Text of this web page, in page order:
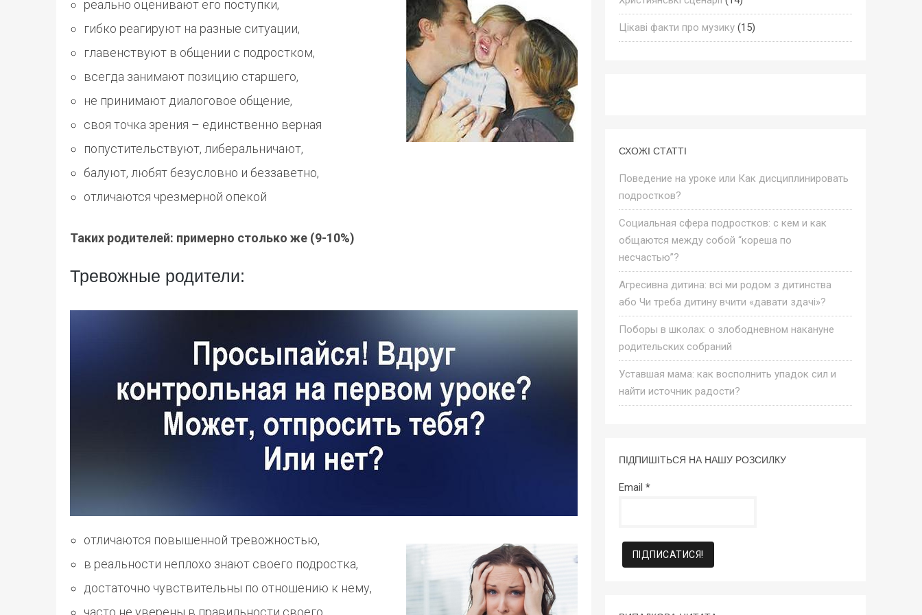
реально оценивают его поступки,
гибко реагируют на разные ситуации,
главенствуют в общении с подростком,
всегда занимают позицию старшего,
не принимают диалоговое общение,
своя точка зрения – единственно верная
попустительствуют, либеральничают,
балуют, любят безусловно и беззаветно,
отличаются чрезмерной опекой
Таких родителей: примерно столько же (9-10%)
Тревожные родители:
отличаются повышенной тревожностью,
в реальности неплохо знают своего подростка,
достаточно чувствительны по отношению к нему,
часто не уверены в правильности своего
Цікаві факти про музику(15)
СХОЖІ СТАТТІ
Поведение на уроке или Как дисциплинировать
подростков?
Социальная сфера подростков: с кем и как
общаются между собой “кореша по
несчастью”?
Агресивна дитина: всі ми родом з дитинства
або Чи треба дитину вчити «давати здачі»?
Поборы в школах: о злободневном накануне
родительских собраний
Уставшая мама: как восполнить упадок сил и
найти источник радости?
ПІДПИШІТЬСЯ НА НАШУ РОЗСИЛКУ
Email *